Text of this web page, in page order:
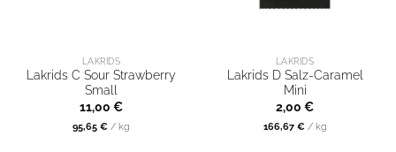
LAKRIDS
Lakrids C Sour Strawberry
Small
11,00 €
95,65 € / kg
LAKRIDS
Lakrids D Salz-Caramel
Mini
2,00 €
166,67 € / kg